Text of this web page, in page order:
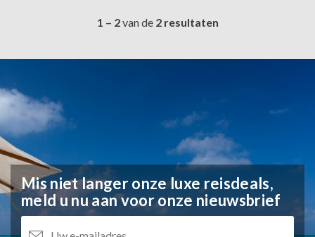
1 – 2van de 2 resultaten
Mis niet langer onze luxe reisdeals,
meld u nu aan voor onze nieuwsbrief